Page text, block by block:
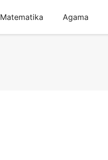
Matematika Agama